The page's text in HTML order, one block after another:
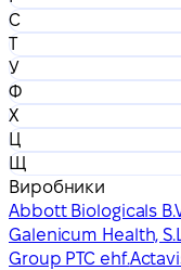
С
Т
У
Ф
Х
Ц
Щ
Виробники
Abbott Biologicals
Galenicum Health,
Group PTC ehf.